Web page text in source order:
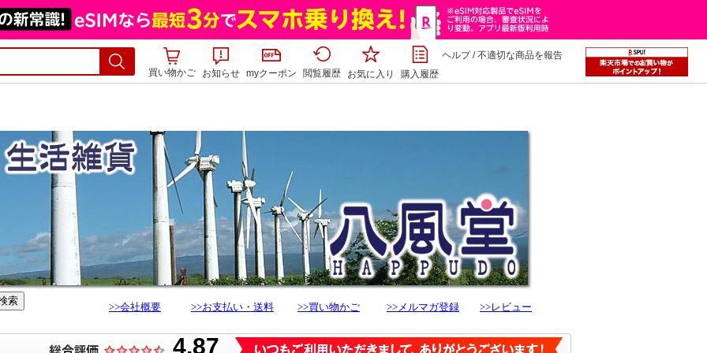
買い物かご お知らせ myクーポン 閲覧履歴 お気に入り 購入履歴
ヘルプ/不適切な商品を報告
>>会社概要 >>お支払い・送料 >>買い物かご >>メルマガ登録 >>レビュー